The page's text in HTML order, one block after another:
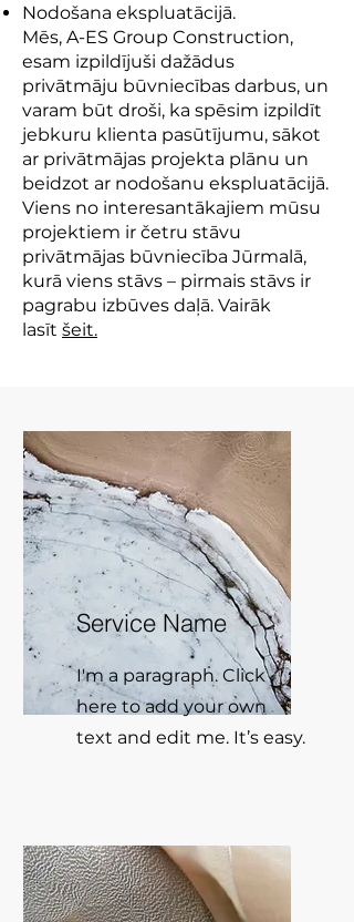
Nodošana ekspluatācijā.
Mēs, A-ES Group Construction,
esam izpildījuši dažādus
privātmāju būvniecības darbus, un
varam būt droši, ka spēsim izpildīt
jebkuru klienta pasūtījumu, sākot
ar privātmājas projekta plānu un
beidzot ar nodošanu ekspluatācijā.
Viens no interesantākajiem mūsu
projektiem ir četru stāvu
privātmājas būvniecība Jūrmalā,
kurā viens stāvs – pirmais stāvs ir
pagrabu izbūves daļā. Vairāk
lasīt šeit.
Service Name
I'm a paragraph. Click
here to add your own
text and edit me. It’s easy.